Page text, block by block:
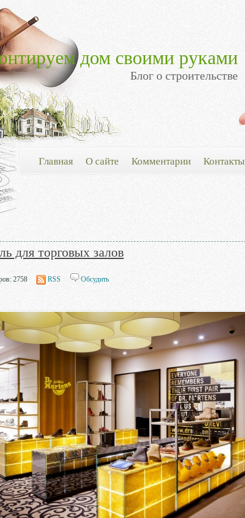
дом своими руками
Блог о строительстве
Главная О сайте Комментарии Контакты
для торговых залов
2758 RSS
Обсудить